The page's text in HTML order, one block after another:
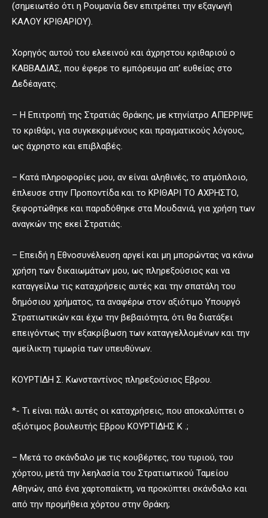
(σημειωτέο ότι η Ρουμανία δεν επιτρέπει την εξαγωγή
ΚΑΛΟΥ ΚΡΙΘΑΡΙΟΥ).
Χορηγός αυτού του ελεεινού και άχρηστου κριθαριού ο
ΚΑΒΒΑΔΙΑΣ, που έφερε το εμπόρευμα απ’ ευθείας στο
Δεδέαγατς.
– Η Επιτροπή της Στρατιάς Θράκης, με κτηνίατρο ΑΠΕΡΡΙΨΕ
το κριθάρι, για συγκεκριμένους και πραγματικούς λόγους,
ως άχρηστο και επιβλαβές.
– Κατά πληροφορίες μου, αν είναι αληθινές, το ατμόπλοιο,
έπλευσε στην Προποντίδα και το ΚΡΙΘΑΡΙ ΤΟ ΑΧΡΗΣΤΟ,
ξεφορτώθηκε και παραδόθηκε στα Μουδανιά, για χρήση των
αναγκών της εκεί Στρατιάς.
– Επειδή η Εθνοσυνέλευση αργεί και μη μπορώντας να κάνω
χρήση των δικαιωμάτων μου, ως πληρεξούσιος και να
καταγγείλω τις καταχρήσεις αυτές και την σπατάλη του
δημόσιου χρήματος, τα αναφέρω στον αξιότιμο Υπουργό
Στρατιωτικών και έχω την βεβαιότητα, ότι θα διατάξει
επειγόντως την εξακρίβωση των καταγγελλομένων και την
αμείλικτη τιμωρία των υπευθύνων.
ΚΟΥΡΤΙΔΗ Σ. Κωνσταντίνος πληρεξούσιος Εβρου.
*- Τι είναι πάλι αυτές οι καταχρήσεις, που αποκαλύπτει ο
αξιότιμος βουλευτής Εβρου ΚΟΥΡΤΙΔΗΣ Κ .;
– Μετά το σκάνδαλο με τις κουβέρτες, του τυριού, του
χόρτου, μετά την λεηλασία του Στρατιωτικού Ταμείου
Αθηνών, από ένα χαρτοπαίκτη, να προκύπτει σκάνδαλο και
από την προμήθεια χόρτου στην Θράκη;